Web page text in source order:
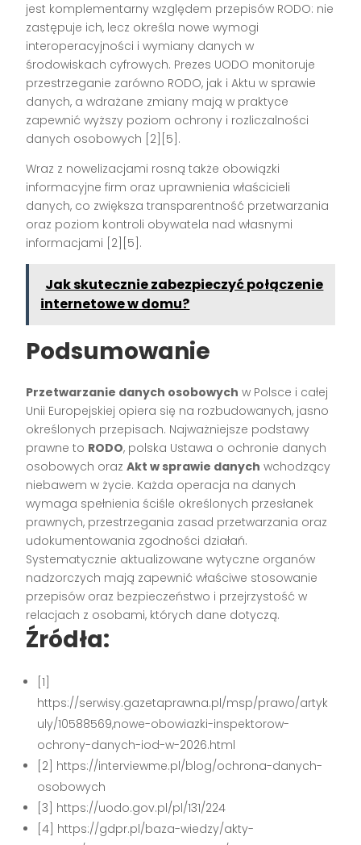
jest komplementarny względem przepisów RODO: nie
zastępuje ich, lecz określa nowe wymogi
interoperacyjności i wymiany danych w
środowiskach cyfrowych. Prezes UODO monitoruje
przestrzeganie zarówno RODO, jak i Aktu w sprawie
danych, a wdrażane zmiany mają w praktyce
zapewnić wyższy poziom ochrony i rozliczalności
danych osobowych [2][5].
Wraz z nowelizacjami rosną także obowiązki
informacyjne firm oraz uprawnienia właścicieli
danych, co zwiększa transparentność przetwarzania
oraz poziom kontroli obywatela nad własnymi
informacjami [2][5].
Jak skutecznie zabezpieczyć połączenie
internetowe w domu?
Podsumowanie
Przetwarzanie danych osobowych w Polsce i całej
Unii Europejskiej opiera się na rozbudowanych, jasno
określonych przepisach. Najważniejsze podstawy
prawne to RODO, polska Ustawa o ochronie danych
osobowych orazAkt w sprawie danych wchodzący
niebawem w życie. Każda operacja na danych
wymaga spełnienia ściśle określonych przesłanek
prawnych, przestrzegania zasad przetwarzania oraz
udokumentowania zgodności działań.
Systematycznie aktualizowane wytyczne organów
nadzorczych mają zapewnić właściwe stosowanie
przepisów oraz bezpieczeństwo i przejrzystość w
relacjach z osobami, których dane dotyczą.
Źródła:
[1]
https://serwisy.gazetaprawna.pl/msp/prawo/artyk
uly/10588569,nowe-obowiazki-inspektorow-
ochrony-danych-iod-w-2026.html
[2] https://interviewme.pl/blog/ochrona-danych-
osobowych
[3] https://uodo.gov.pl/pl/131/224
[4] https://gdpr.pl/baza-wiedzy/akty-